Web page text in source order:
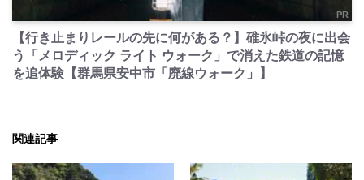
PR
【行き止まりレールの先に何がある？】碓氷峠の夜に出会
う「メロディック ライト ウォーク」で消えた鉄道の記憶
を追体験【群馬県安中市「廃線ウォーク」】
関連記事